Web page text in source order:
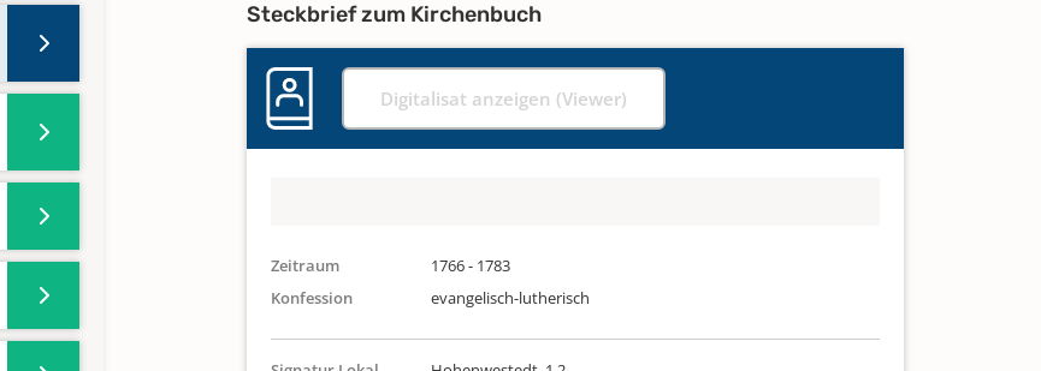
Steckbrief zum Kirchenbuch
Digitalisat anzeigen (Viewer)
Zeitraum
1766 - 1783
Konfession
evangelisch-lutherisch